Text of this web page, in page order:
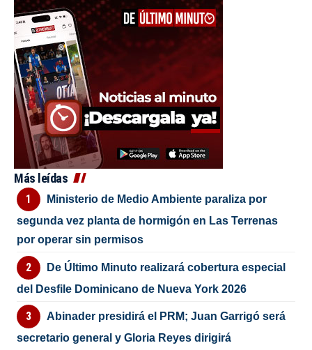
Más leídas
Ministerio de Medio Ambiente paraliza por
segunda vez planta de hormigón en Las Terrenas
por operar sin permisos
De Último Minuto realizará cobertura especial
del Desfile Dominicano de Nueva York 2026
Abinader presidirá el PRM; Juan Garrigó será
secretario general y Gloria Reyes dirigirá